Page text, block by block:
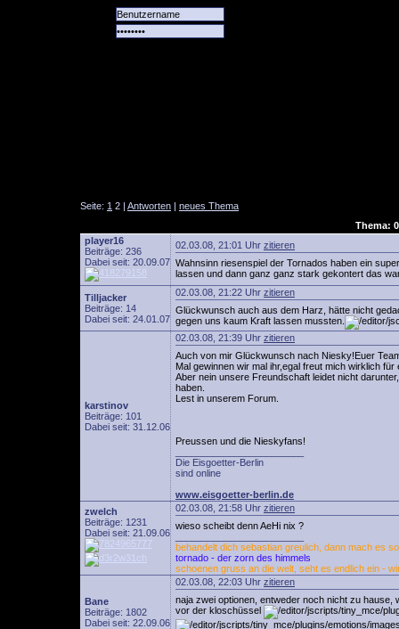
Seite: 1 2 | Antworten | neues Thema
Thema:
player16
Beiträge: 236
Dabei seit: 20.09.07
02.03.08, 21:01 Uhr zitieren
Wahnsinn riesenspiel der Tornados haben ein
lassen und dann ganz ganz stark gekontert das
Tilljacker
Beiträge: 14
Dabei seit: 24.01.07
02.03.08, 21:22 Uhr zitieren
Glückwunsch auch aus dem Harz, hätte nicht
gegen uns kaum Kraft lassen mussten.
karstinov
Beiträge: 101
Dabei seit: 31.12.06
02.03.08, 21:39 Uhr zitieren
Auch von mir Glückwunsch nach Niesky!Euer
Mal gewinnen wir mal ihr,egal freut mich wirklich für
Aber nein unsere Freundschaft leidet nicht
haben.
Lest in unserem Forum.
Preussen und die Nieskyfans!
Die Eisgoetter-Berlin
sind online
www.eisgoetter-berlin.de
zwelch
Beiträge: 1231
Dabei seit: 21.09.06
02.03.08, 21:58 Uhr zitieren
wieso scheibt denn AeHi nix ?
behandelt dich sebastian greulich, dann mach es
tornado - der zorn des himmels
schoenen gruss an die welt, seht es endlich ein -
Bane
Beiträge: 1802
Dabei seit: 22.09.06
02.03.08, 22:03 Uhr zitieren
naja zwei optionen, entweder noch nicht zu
vor der kloschüssel